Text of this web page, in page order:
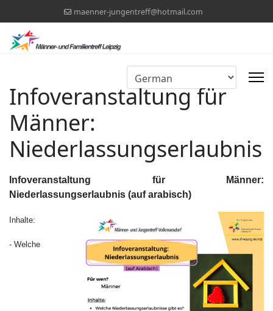
maenner-jungentreff@hotmail.com
Infoveranstaltung für
Männer:
Niederlassungserlaubnis
Infoveranstaltung für Männer:
Niederlassungserlaubnis (auf arabisch)
Inhalte:
- Welche